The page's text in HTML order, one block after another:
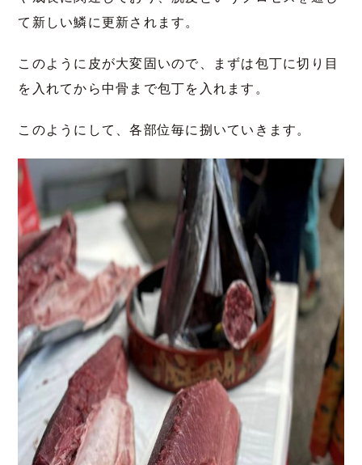
て新しい鱗に更新されます。
このように皮が大変固いので、まずは包丁に切り目
を入れてから中骨まで包丁を入れます。
このようにして、各部位毎に捌いていきます。